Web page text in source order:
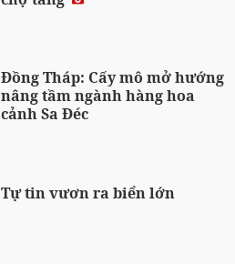
Đồng Tháp: Cấy mô mở hướng
nâng tầm ngành hàng hoa
cảnh Sa Đéc
Tự tin vươn ra biển lớn